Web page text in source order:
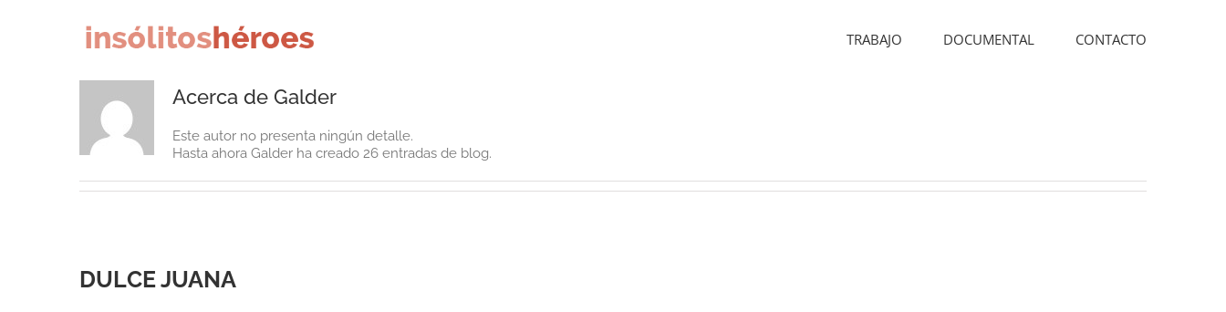
TRABAJO DOCUMENTAL CONTACTO
Acerca de Galder
Este autor no presenta ningún detalle.
Hasta ahora Galder ha creado 26 entradas de blog.
DULCE JUANA